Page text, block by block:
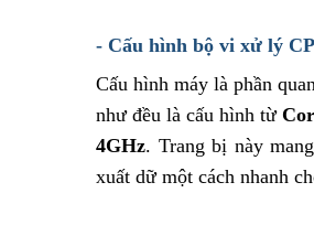
- Cấu hình bộ vi xử lý
Cấu hình máy là phần
như đều là cấu hình từ
4GHz. Trang bị này
xuất dữ một cách nhanh